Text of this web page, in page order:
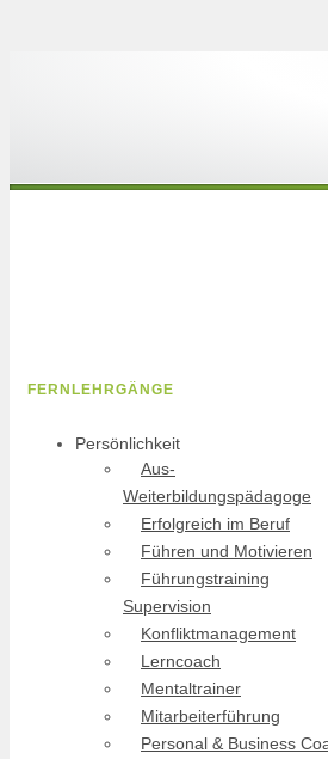
FERNLEHRGÄNGE
Persönlichkeit
Aus-
Weiterbildungspädagoge
Erfolgreich im Beruf
Führen und Motivieren
Führungstraining
Supervision
Konfliktmanagement
Lerncoach
Mentaltrainer
Mitarbeiterführung
Personal & Business